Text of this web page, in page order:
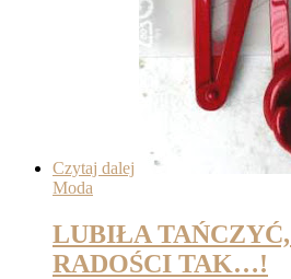
Czytaj dalej
Moda
LUBIŁA
RADOŚCI TAK…!